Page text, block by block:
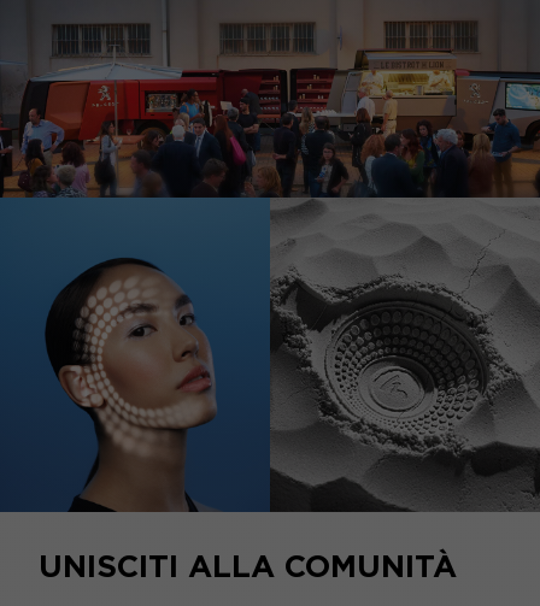
UNISCITI ALLA COMUNITÀ